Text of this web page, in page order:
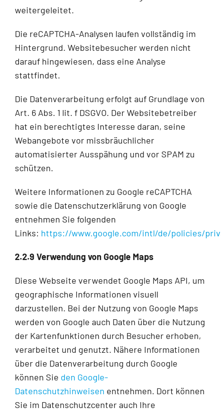
weitergeleitet.
Die reCAPTCHA-Analysen laufen vollständig im
Hintergrund. Websitebesucher werden nicht
darauf hingewiesen, dass eine Analyse
stattfindet.
Die Datenverarbeitung erfolgt auf Grundlage von
Art. 6 Abs. 1 lit. f DSGVO. Der Websitebetreiber
hat ein berechtigtes Interesse daran, seine
Webangebote vor missbräuchlicher
automatisierter Ausspähung und vor SPAM zu
schützen.
Weitere Informationen zu Google reCAPTCHA
sowie die Datenschutzerklärung von Google
entnehmen Sie folgenden
Links: https://www.google.com/intl/de/policies/
2.2.9 Verwendung von Google Maps
Diese Webseite verwendet Google Maps API, um
geographische Informationen visuell
darzustellen. Bei der Nutzung von Google Maps
werden von Google auch Daten über die Nutzung
der Kartenfunktionen durch Besucher erhoben,
verarbeitet und genutzt. Nähere Informationen
über die Datenverarbeitung durch Google
können Sie den Google-
Datenschutzhinweisen entnehmen. Dort können
Sie im Datenschutzcenter auch Ihre